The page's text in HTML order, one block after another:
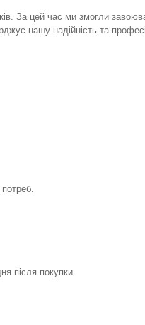
За цей час ми змогли
нашу надійність та
після покупки.